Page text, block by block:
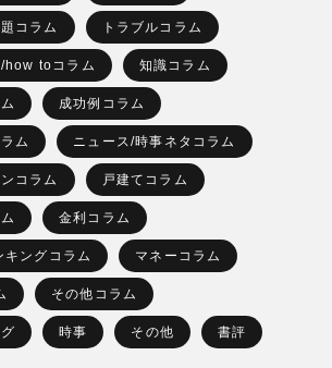
コラム トラブルコラム
/how toコラム 知識コラム
成功例コラム
ム ニュース/時事ネタコラム
コラム 戸建てコラム
金利コラム
キングコラム マネーコラム
その他コラム
時事 その他 書評